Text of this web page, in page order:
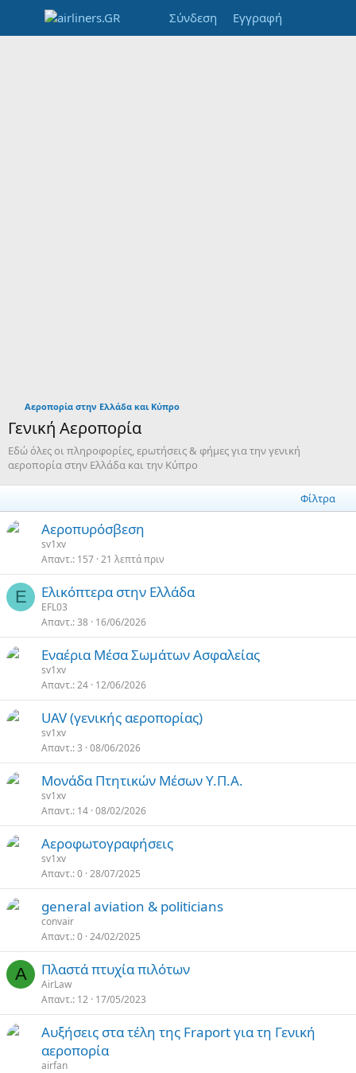
Σύνδεση Εγγραφή
Αεροπορία στην Ελλάδα και Κύπρο
Γενική Αεροπορία
Εδώ όλες οι πληροφορίες, ερωτήσεις & φήμες για την γενική
αεροπορία στην Ελλάδα και την Κύπρο
Φίλτρα
Αεροπυρόσβεση
sv1xv
Απαντ. 157 21 λεπτά πριν
E Ελικόπτερα στην Ελλάδα
EFL03
Απαντ. 38 16/06/2026
Εναέρια Μέσα Σωμάτων Ασφαλείας
sv1xv
Απαντ. 24 12/06/2026
UAV (γενικής αεροπορίας)
sv1xv
Απαντ. 3 08/06/2026
Μονάδα Πτητικών Μέσων Υ.Π.Α.
sv1xv
Απαντ. 14 08/02/2026
Αεροφωτογραφήσεις
sv1xv
Απαντ. 0 28/07/2025
general aviation & politicians
convair
Απαντ. 0 24/02/2025
A Πλαστά πτυχία πιλότων
AirLaw
Απαντ. 12 17/05/2023
Αυξήσεις στα τέλη της Fraport για τη Γενική
αεροπορία
airfan